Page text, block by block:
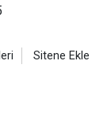
Sitene Ekle